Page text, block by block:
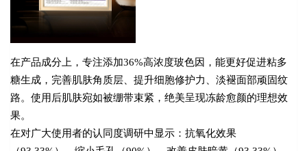
在产品成分上，专注添加36%高浓度玻色因，能更好促进粘多
糖生成，完善肌肤角质层、提升细胞修护力、淡褪面部顽固纹
路。使用后肌肤宛如被绷带束紧，绝美呈现冻龄愈颜的理想效
果。
在对广大使用者的认同度调研中显示：抗氧化效果